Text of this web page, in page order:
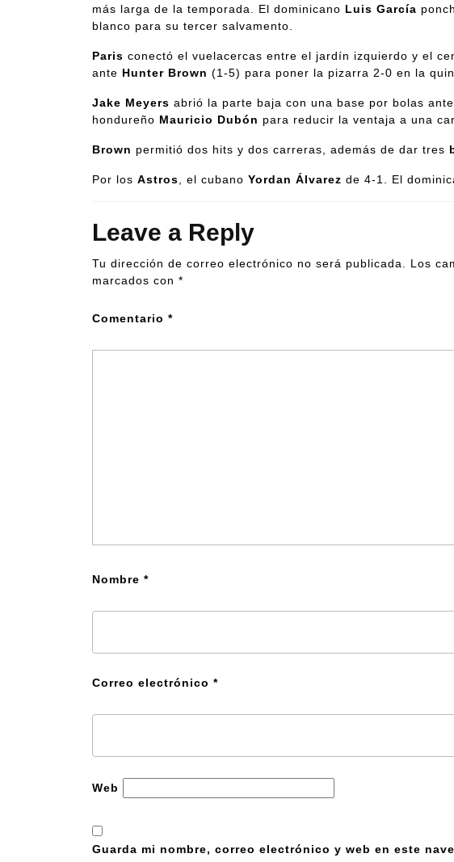
más larga de la temporada. El dominicano Luis García
blanco para su tercer salvamento.
Paris conectó el vuelacercas entre el jardín izquierdo y el
ante Hunter Brown (1-5) para poner la pizarra 2-0 en la
Jake Meyers abrió la parte baja con una base por bolas
hondureño Mauricio Dubón para reducir la ventaja a una
Brown permitió dos hits y dos carreras, además de dar tres
Por los Astros, el cubano Yordan Álvarez de 4-1. El
Leave a Reply
Tu dirección de correo electrónico no será publicada. Los
marcados con *
Comentario *
Nombre *
Correo electrónico *
Web
Guarda mi nombre, correo electrónico y web en este